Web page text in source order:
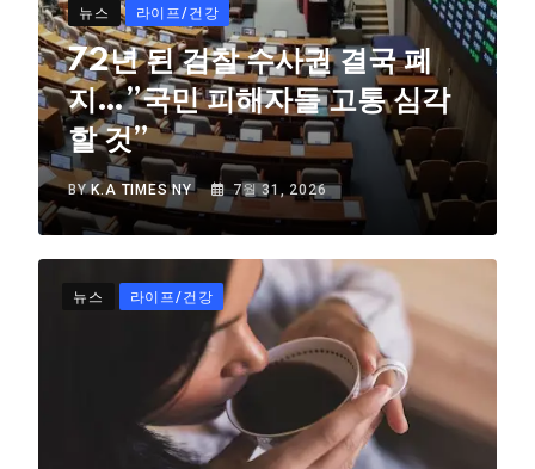
뉴스 라이프/건강
72년 된 검찰 수사권 결국 폐
지…”국민 피해자들 고통 심각
할 것”
BYK.A TIMES NY 7월 31, 2026
뉴스 라이프/건강